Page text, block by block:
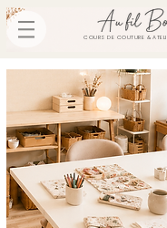
COURS DE COUTURE &